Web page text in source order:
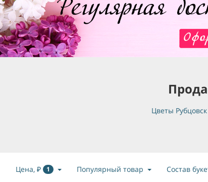
Цветы Рубцовск
Цена, ₽ 1 Популярный товар Состав